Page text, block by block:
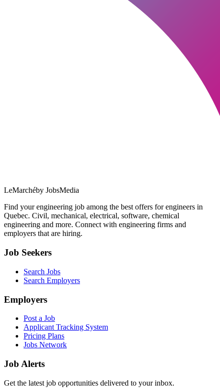
LeMarchéby JobsMedia
Find your engineering job among the best offers for engineers in
Quebec. Civil, mechanical, electrical, software, chemical
engineering and more. Connect with engineering firms and
employers that are hiring.
Job Seekers
Search Jobs
Search Employers
Employers
Post a Job
Applicant Tracking System
Pricing Plans
Jobs Network
Job Alerts
Get the latest job opportunities delivered to your inbox.